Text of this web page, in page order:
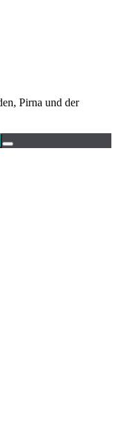
Pirna und der